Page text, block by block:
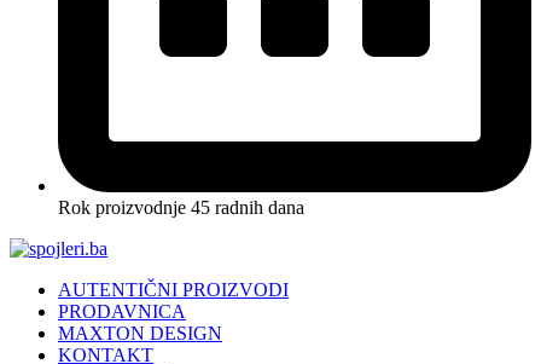
Rok proizvodnje 45 radnih dana
AUTENTIČNI PROIZVODI
PRODAVNICA
MAXTON DESIGN
KONTAKT